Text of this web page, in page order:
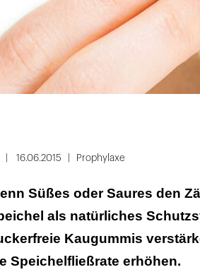
16.06.2015 Prophylaxe
Süßes oder Saures den
als natürliches
Kaugummis
Speichelfließrate erhöhen.